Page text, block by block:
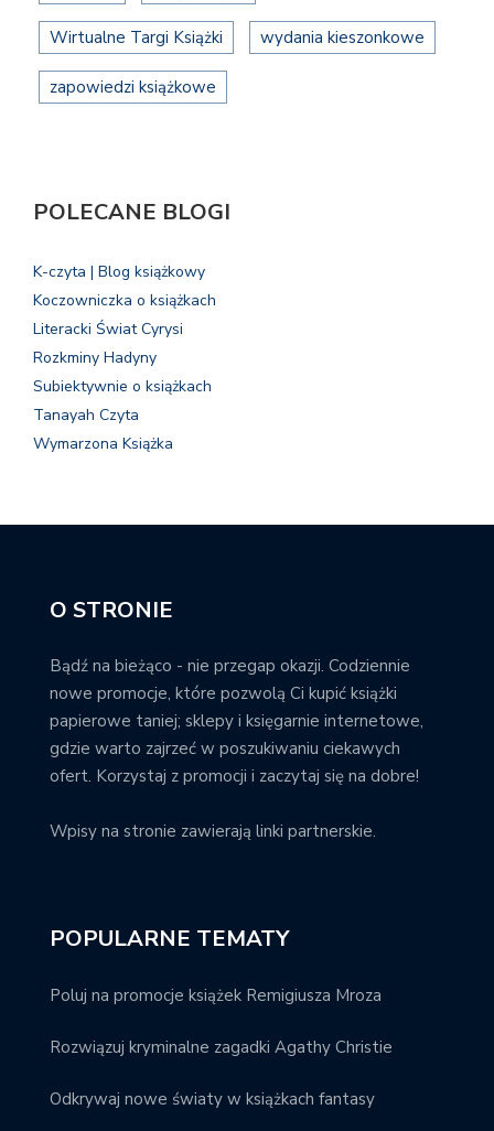
Wirtualne Targi Książki wydania kieszonkowe
zapowiedzi książkowe
POLECANE BLOGI
K-czyta | Blog książkowy
Koczowniczka o książkach
Literacki Świat Cyrysi
Rozkminy Hadyny
Subiektywnie o książkach
Tanayah Czyta
Wymarzona Książka
O STRONIE
Bądź na bieżąco - nie przegap okazji. Codziennie
nowe promocje, które pozwolą Ci kupić książki
papierowe taniej; sklepy i księgarnie internetowe,
gdzie warto zajrzeć w poszukiwaniu ciekawych
ofert. Korzystaj z promocji i zaczytaj się na dobre!
Wpisy na stronie zawierają linki partnerskie.
POPULARNE TEMATY
Poluj na promocje książek Remigiusza Mroza
Rozwiązuj kryminalne zagadki Agathy Christie
Odkrywaj nowe światy w książkach fantasy